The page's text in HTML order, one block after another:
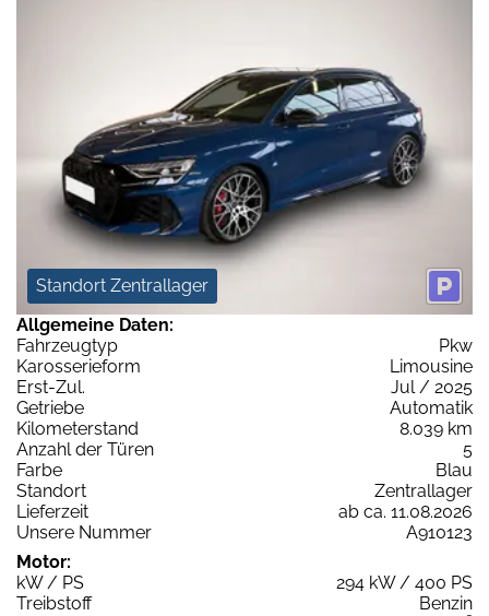
Standort Zentrallager
Allgemeine Daten:
Fahrzeugtyp
Pkw
Karosserieform
Limousine
Erst-Zul.
Jul / 2025
Getriebe
Automatik
Kilometerstand
8.039 km
Anzahl der Türen
5
Farbe
Blau
Standort
Zentrallager
Lieferzeit
ab ca. 11.08.2026
Unsere Nummer
A910123
Motor:
kW / PS
294 kW / 400 PS
Treibstoff
Benzin